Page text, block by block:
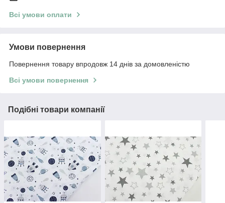
Всі умови оплати
Умови повернення
Повернення товару впродовж 14 днів за домовленістю
Всі умови повернення
Подібні товари компанії